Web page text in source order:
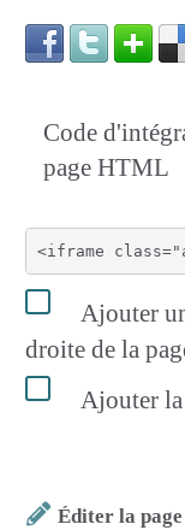
Code
page HTML
Ajouter
droite de la
Ajouter la
Éditer la page